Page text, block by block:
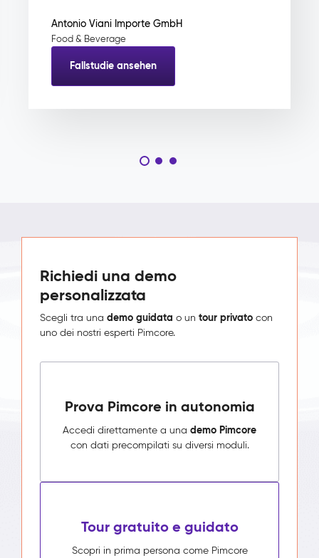
Antonio Viani Importe GmbH
Food & Beverage
Fallstudie ansehen
Richiedi una demo
personalizzata
Scegli tra una demo guidata o un tour privato con
uno dei nostri esperti Pimcore.
Prova Pimcore in autonomia
Accedi direttamente a una demo Pimcore
con dati precompilati su diversi moduli.
Tour gratuito e guidato
Scopri in prima persona come Pimcore